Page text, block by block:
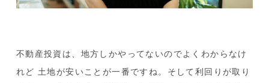
不動産投資は、地方しかやってないのでよくわからなけ
れど 土地が安いことが一番ですね。そして利回りが取り